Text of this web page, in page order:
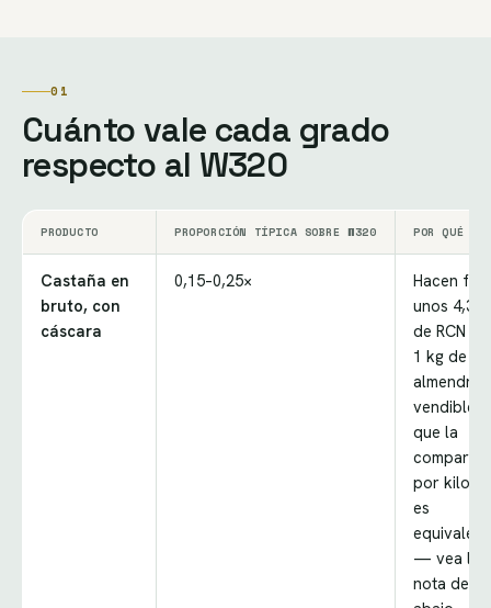
01
Cuánto vale cada grado
respecto al W320
PRODUCTO PROPORCIÓN TÍPICA SOBRE W320 POR QUÉ
Castaña en
bruto, con
cáscara
0,15–0,25×
Hacen
unos 4,3
de RCN
1 kg de
almendra
vendible,
que la
por kilo
es
— vea la
nota de